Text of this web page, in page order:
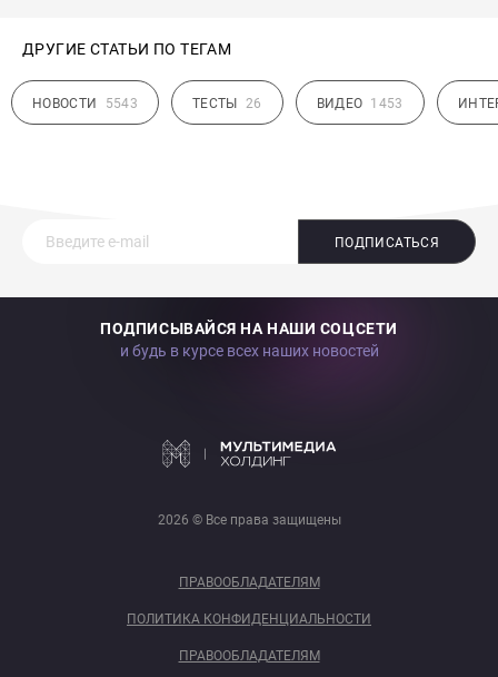
ДРУГИЕ СТАТЬИ ПО ТЕГАМ
НОВОСТИ 5543 ТЕСТЫ 26 ВИДЕО 1453
ПОДПИСАТЬСЯ
ПОДПИСЫВАЙСЯ НА НАШИ СОЦСЕТИ
и будь в курсе всех наших новостей
2026 © Все права защищены
ПРАВООБЛАДАТЕЛЯМ
ПОЛИТИКА КОНФИДЕНЦИАЛЬНОСТИ
ПРАВООБЛАДАТЕЛЯМ